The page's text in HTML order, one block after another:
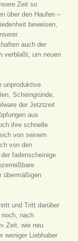
Zeit so
über den Haufen –
beweisen,
auch der
verblaßt, um neuen
unproduktive
Scheingründe,
der Jetztzeit
aus
ihre schnelle
von seinem
von den
fadenscheinige
übermäßigen
und Tritt darüber
nach
Zeit, wie neu
weniger Liebhaber